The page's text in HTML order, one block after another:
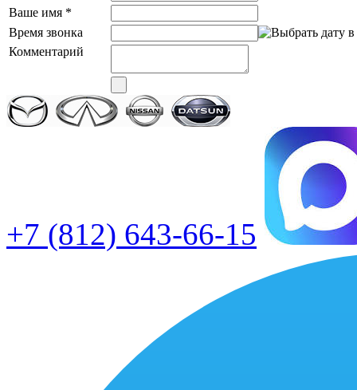
Ваше имя *
Время звонка
Комментарий
+7 (812) 643-66-15